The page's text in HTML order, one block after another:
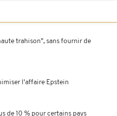
trahison", sans fournir de
l'affaire Epstein
de 10 % pour certains pays